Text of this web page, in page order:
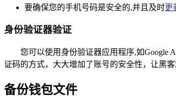
要确保您的手机号码是安全的,并且及时更
身份验证器验证
您可以使用身份验证器应用程序,如Google
证码的方式，大大增加了账号的安全性，让黑客
备份钱包文件